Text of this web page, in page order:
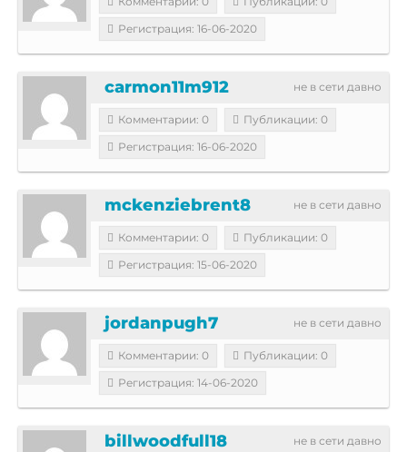
Регистрация: 16-06-2020
не в сети давно
carmon11m912
Комментарии: 0
Публикации: 0
Регистрация: 16-06-2020
не в сети давно
mckenziebrent8
Комментарии: 0
Публикации: 0
Регистрация: 15-06-2020
не в сети давно
jordanpugh7
Комментарии: 0
Публикации: 0
Регистрация: 14-06-2020
не в сети давно
billwoodfull18